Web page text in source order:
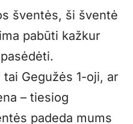
šventės, ši šventė
pabūti kažkur
Gegužės 1-oji, ar
– tiesiog
padeda mums